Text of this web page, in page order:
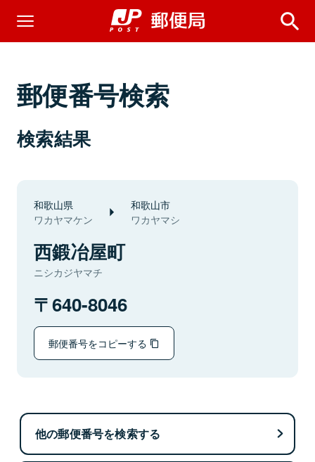
郵便番号検索
検索結果
和歌山県
ワカヤマケン
和歌山市
ワカヤマシ
西鍛冶屋町
ニシカジヤマチ
640-8046
郵便番号をコピーする
他の郵便番号を検索する